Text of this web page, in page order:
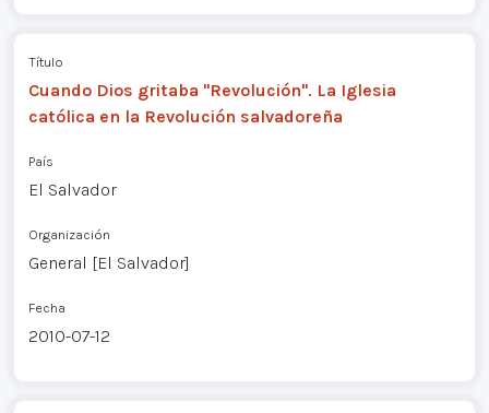
Título
Cuando Dios gritaba "Revolución". La Iglesia
católica en la Revolución salvadoreña
País
El Salvador
Organización
General [El Salvador]
Fecha
2010-07-12